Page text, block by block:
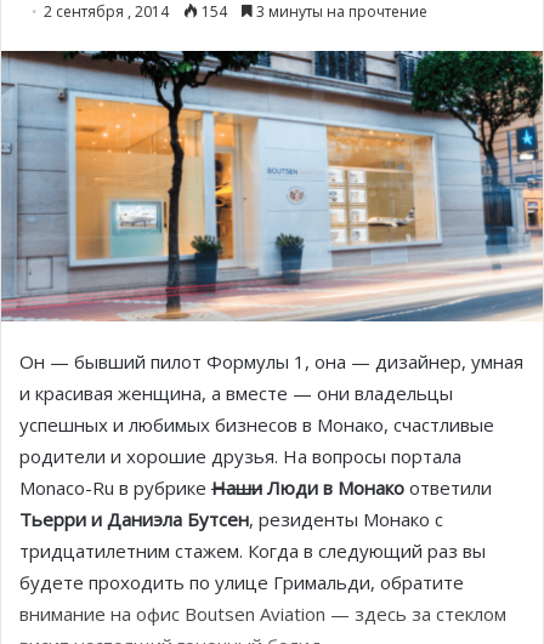
2 сентября , 2014 154 3 минуты на прочтение
Он — бывший пилот Формулы 1, она — дизайнер, умная
и красивая женщина, а вместе — они владельцы
успешных и любимых бизнесов в Монако, счастливые
родители и хорошие друзья. На вопросы портала
Monaco-Ru в рубрике Наши Люди в Монако ответили
Тьерри и Даниэла Бутсен, резиденты Монако с
тридцатилетним стажем. Когда в следующий раз вы
будете проходить по улице Гримальди, обратите
внимание на офис Boutsen Aviation — здесь за стеклом